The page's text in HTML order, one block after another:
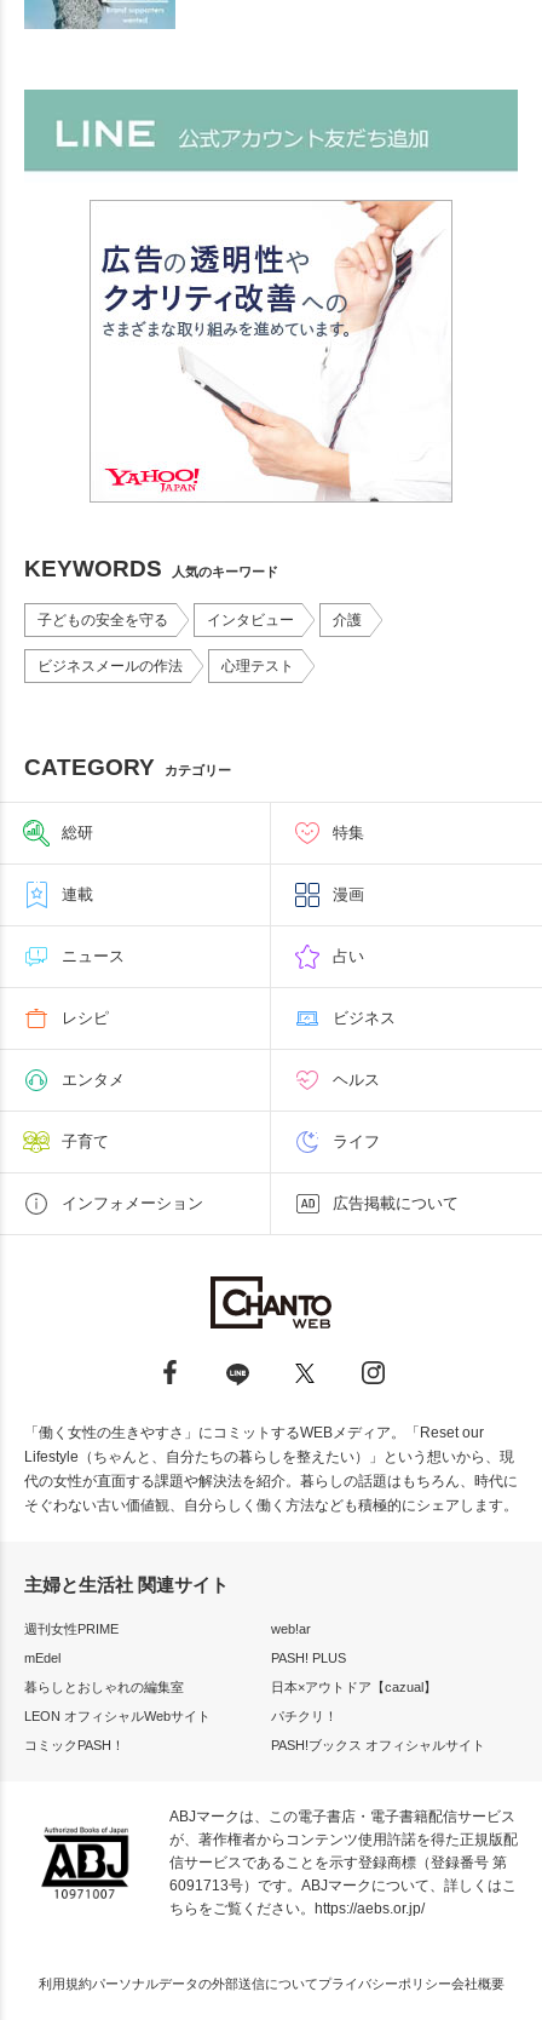
KEYWORDS 人気のキーワード
子どもの安全を守る インタビュー 介護
ビジネスメールの作法 心理テスト
CATEGORY カテゴリー
総研 特集
連載 漫画
ニュース 占い
レシピ ビジネス
エンタメ ヘルス
子育て ライフ
インフォメーション 広告掲載について
「働く女性の生きやすさ」にコミットするWEBメディア。「Reset our
Lifestyle（ちゃんと、自分たちの暮らしを整えたい）」という想いから、現
代の女性が直面する課題や解決法を紹介。暮らしの話題はもちろん、時代に
そぐわない古い価値観、自分らしく働く方法なども積極的にシェアします。
主婦と生活社 関連サイト
週刊女性PRIME
web!ar
mEdel
PASH! PLUS
暮らしとおしゃれの編集室
日本×アウトドア【cazual】
LEON オフィシャルWebサイト
パチクリ！
コミックPASH！
PASH!ブックス オフィシャルサイト
ABJマークは、この電子書店・電子書籍配信サービス
が、著作権者からコンテンツ使用許諾を得た正規版配
信サービスであることを示す登録商標（登録番号 第
6091713号）です。ABJマークについて、詳しくはこ
ちらをご覧ください。
https://aebs.or.jp/
利用規約パーソナルデータの外部送信についてプライバシーポリシー会社概要